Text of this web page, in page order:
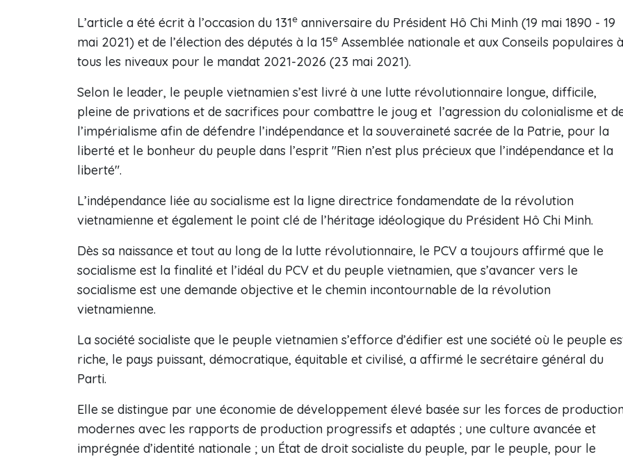
L’article a été écrit à l’occasion du 131e anniversaire du Président Hô Chi Minh (19 mai 1890 - 19
mai 2021) et de l’élection des députés à la 15e Assemblée nationale et aux Conseils populaires à
tous les niveaux pour le mandat 2021-2026 (23 mai 2021).
Selon le leader, le peuple vietnamien s’est livré à une lutte révolutionnaire longue, difficile,
pleine de privations et de sacrifices pour combattre le joug et l’agression du colonialisme et
l’impérialisme afin de défendre l’indépendance et la souveraineté sacrée de la Patrie, pour la
liberté et le bonheur du peuple dans l’esprit "Rien n’est plus précieux que l’indépendance et la
liberté".
L’indépendance liée au socialisme est la ligne directrice fondamendate de la révolution
vietnamienne et également le point clé de l’héritage idéologique du Président Hô Chi Minh.
Dès sa naissance et tout au long de la lutte révolutionnaire, le PCV a toujours affirmé que le
socialisme est la finalité et l’idéal du PCV et du peuple vietnamien, que s’avancer vers le
socialisme est une demande objective et le chemin incontournable de la révolution
vietnamienne.
La société socialiste que le peuple vietnamien s’efforce d’édifier est une société où le peuple
riche, le pays puissant, démocratique, équitable et civilisé, a affirmé le secrétaire général du
Parti.
Elle se distingue par une économie de développement élevé basée sur les forces de
modernes avec les rapports de production progressifs et adaptés ; une culture avancée et
imprégnée d’identité nationale ; un État de droit socialiste du peuple, par le peuple, pour le